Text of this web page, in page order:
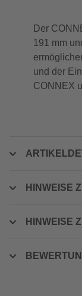
Der
191 mm
und der
CONNEX
HINWEISE
HINWEISE